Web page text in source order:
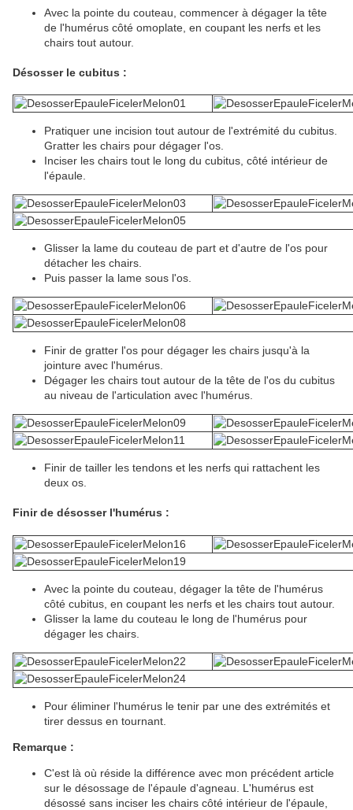
Avec la pointe du couteau, commencer à dégager la tête
de l'humérus côté omoplate, en coupant les nerfs et les
chairs tout autour.
Désosser le cubitus :
Pratiquer une incision tout autour de l'extrémité du cubitus.
Gratter les chairs pour dégager l'os.
Inciser les chairs tout le long du cubitus, côté intérieur de
l'épaule.
Glisser la lame du couteau de part et d'autre de l'os pour
détacher les chairs.
Puis passer la lame sous l'os.
Finir de gratter l'os pour dégager les chairs jusqu'à la
jointure avec l'humérus.
Dégager les chairs tout autour de la tête de l'os du cubitus
au niveau de l'articulation avec l'humérus.
Finir de tailler les tendons et les nerfs qui rattachent les
deux os.
Finir de désosser l'humérus :
Avec la pointe du couteau, dégager la tête de l'humérus
côté cubitus, en coupant les nerfs et les chairs tout autour.
Glisser la lame du couteau le long de l'humérus pour
dégager les chairs.
Pour éliminer l'humérus le tenir par une des extrémités et
tirer dessus en tournant.
Remarque :
C'est là où réside la différence avec mon précédent article
sur le désossage de l'épaule d'agneau. L'humérus est
désossé sans inciser les chairs côté intérieur de l'épaule,